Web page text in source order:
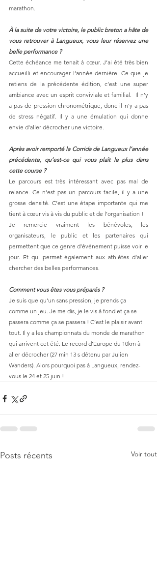
marathon.
À la suite de votre victoire, le public breton a hâte de
vous retrouver à Langueux, vous leur réservez une
belle performance ?
Cette échéance me tenait à cœur. J’ai été très bien
accueilli et encourager l’année dernière. Ce que je
retiens de la précédente édition, c’est une super
ambiance avec un esprit conviviale et familial.  Il n’y
a pas de pression chronométrique, donc il n’y a pas
de stress négatif. Il y a une émulation qui donne
envie d’aller décrocher une victoire.
Après avoir remporté la Corrida de Langueux l’année
précédente, qu’est-ce qui vous plaît le plus dans
cette course ?
Le parcours est très intéressant avec pas mal de
relance. Ce n’est pas un parcours facile, il y a une
grosse densité. C’est une étape importante qui me
tient à cœur vis à vis du public et de l’organisation !
Je remercie vraiment les bénévoles, les
organisateurs, le public et les partenaires qui
permettent que ce genre d’événement puisse voir le
jour. Et qui permet également aux athlètes d’aller
chercher des belles performances.
Comment vous êtes vous préparés ?
Je suis quelqu’un sans pression, je prends ça
comme un jeu. Je me dis, je le vis à fond et ça se
passera comme ça se passera ! C’est le plaisir avant
tout. Il y a les championnats du monde de marathon
qui arrivent cet été. Le record d’Europe du 10km à
aller décrocher (27 min 13 s détenu par Julien
Wanders). Alors pourquoi pas à Langueux, rendez-
vous le 24 et 25 juin !
Posts récents Voir tout